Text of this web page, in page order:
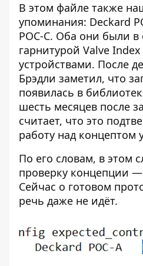
В этом файле также
упоминания: Deckard
POC-C. Оба они были в
гарнитурой Valve
устройствами. После
Брэдли заметил, что
появилась в
шесть месяцев после
считает, что это
работу над концептом
По его словам, в этом
проверку концепции
Сейчас о готовом
речь даже не идёт.